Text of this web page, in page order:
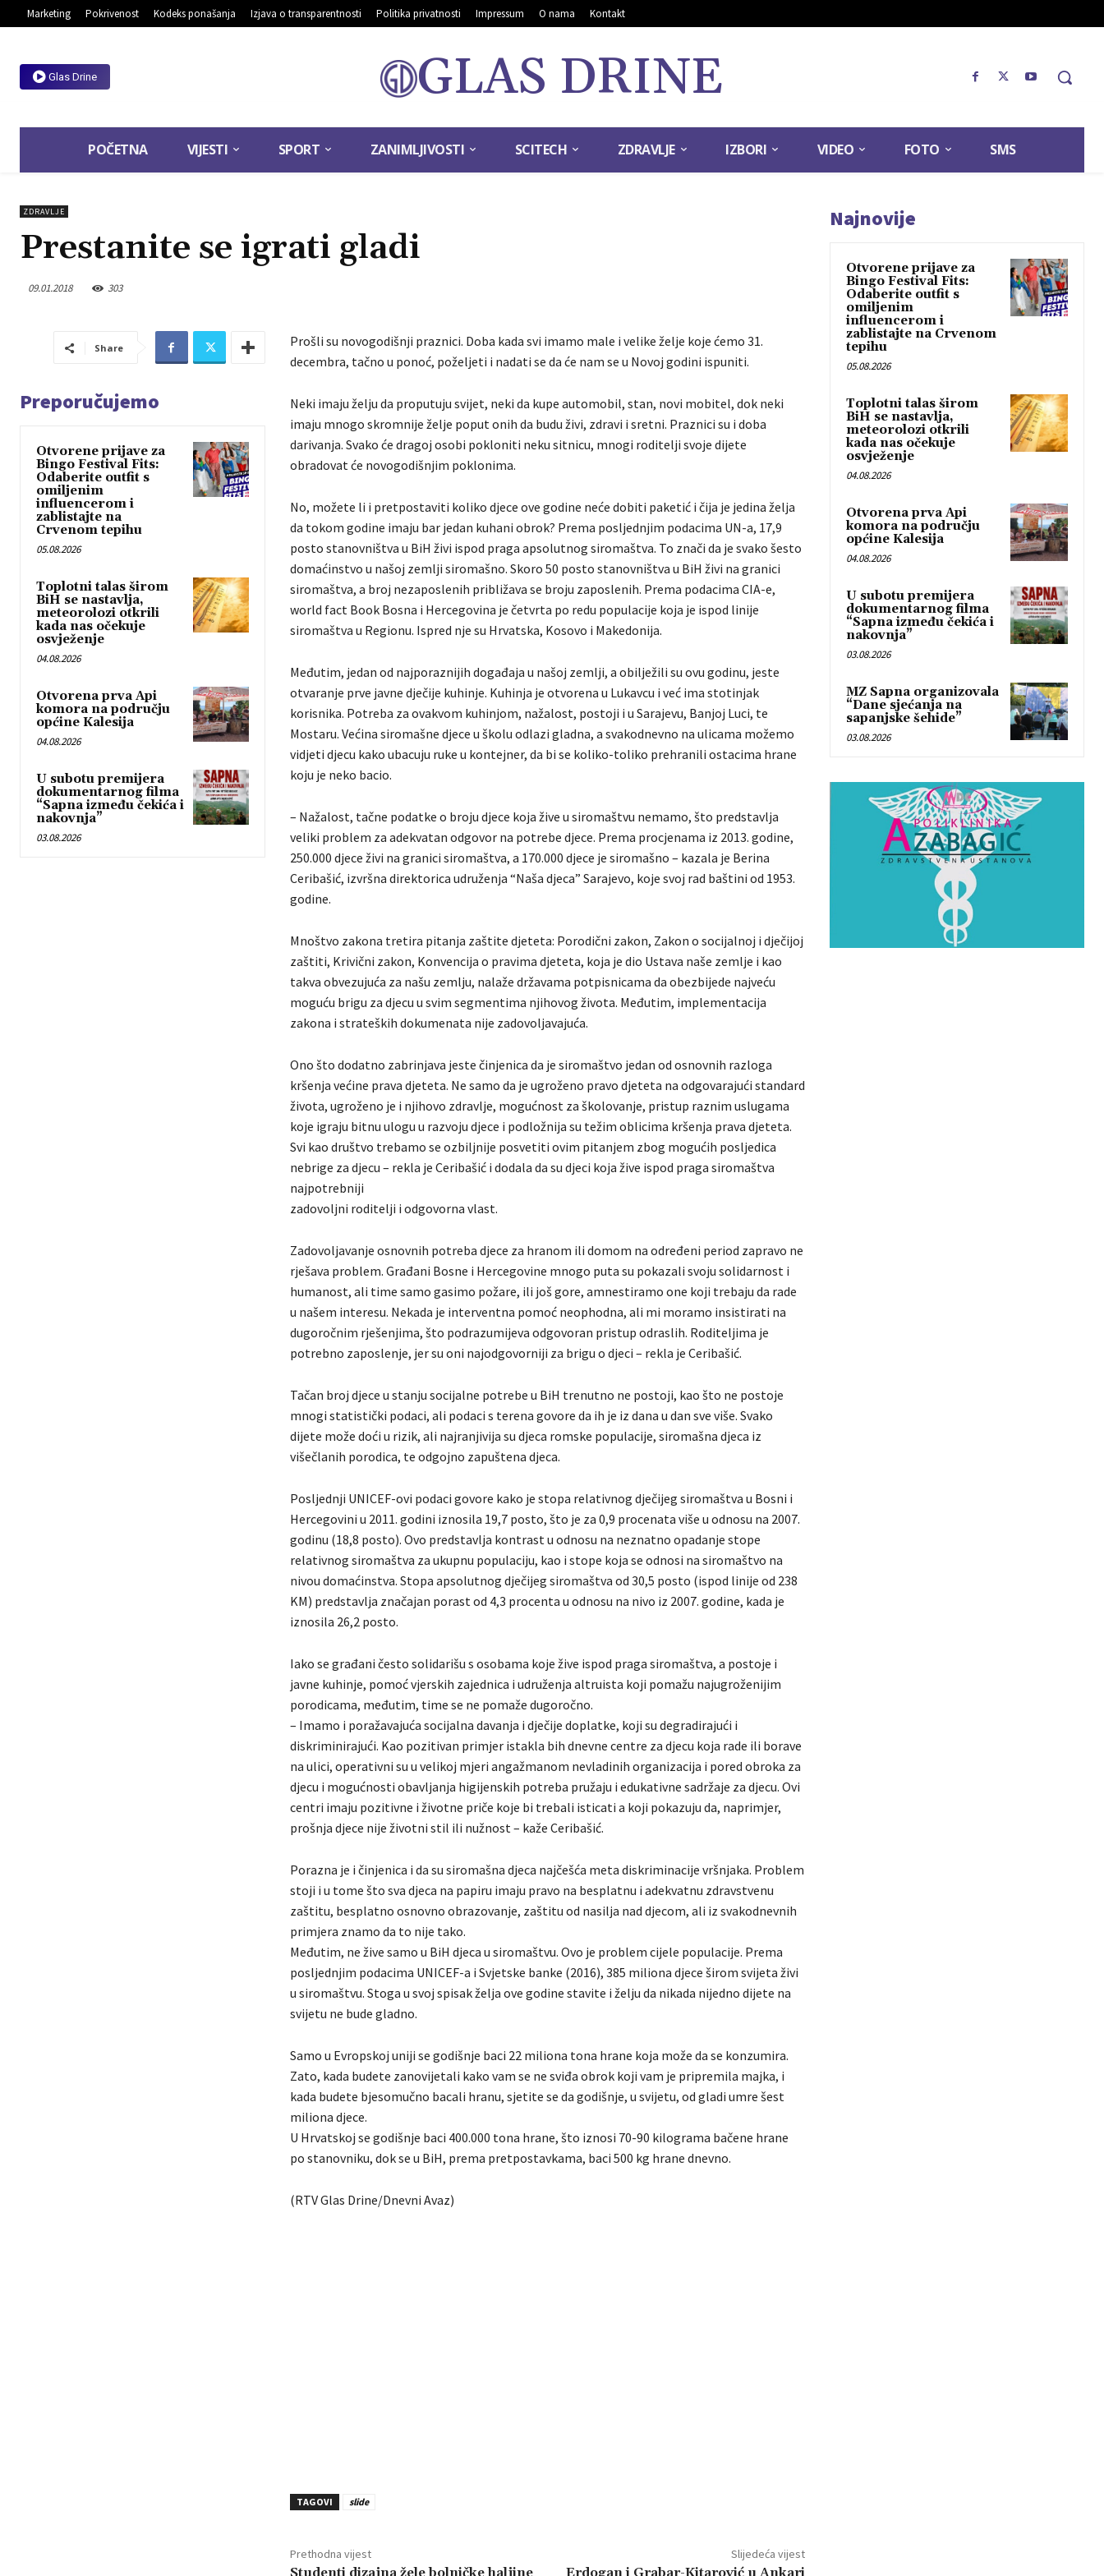
Marketing Pokrivenost Kodeks ponašanja Izjava o transparentnosti Politika privatnosti Impressum O nama Kontakt
Glas Drine GLAS DRINE
POČETNA VIJESTI SPORT ZANIMLJIVOSTI SCITECH ZDRAVLJE IZBORI VIDEO FOTO SMS
ZDRAVLJE
Prestanite se igrati gladi
09.01.2018 303
Share
Preporučujemo
Otvorene prijave za
Bingo Festival Fits:
Odaberite outfit s
omiljenim
influencerom i
zablistajte na
Crvenom tepihu
05.08.2026
Toplotni talas širom
BiH se nastavlja,
meteorolozi otkrili
kada nas očekuje
osvježenje
04.08.2026
Otvorena prva Api
komora na području
općine Kalesija
04.08.2026
U subotu premijera
dokumentarnog filma
“Sapna između čekića i
nakovnja”
03.08.2026
Prošli su novogodišnji praznici. Doba kada svi imamo male i velike želje koje ćemo 31.
decembra, tačno u ponoć, poželjeti i nadati se da će nam se u Novoj godini ispuniti.
Neki imaju želju da proputuju svijet, neki da kupe automobil, stan, novi mobitel, dok neki
imaju mnogo skromnije želje poput onih da budu živi, zdravi i sretni. Praznici su i doba
darivanja. Svako će dragoj osobi pokloniti neku sitnicu, mnogi roditelji svoje dijete
obradovat će novogodišnjim poklonima.
No, možete li i pretpostaviti koliko djece ove godine neće dobiti paketić i čija je jedina želja
da tokom godine imaju bar jedan kuhani obrok? Prema posljednjim podacima UN-a, 17,9
posto stanovništva u BiH živi ispod praga apsolutnog siromaštva. To znači da je svako šesto
domaćinstvo u našoj zemlji siromašno. Skoro 50 posto stanovništva u BiH živi na granici
siromaštva, a broj nezaposlenih približava se broju zaposlenih. Prema podacima CIA-e,
world fact Book Bosna i Hercegovina je četvrta po redu populacije koja je ispod linije
siromaštva u Regionu. Ispred nje su Hrvatska, Kosovo i Makedonija.
Međutim, jedan od najporaznijih događaja u našoj zemlji, a obilježili su ovu godinu, jeste
otvaranje prve javne dječije kuhinje. Kuhinja je otvorena u Lukavcu i već ima stotinjak
korisnika. Potreba za ovakvom kuhinjom, nažalost, postoji i u Sarajevu, Banjoj Luci, te
Mostaru. Većina siromašne djece u školu odlazi gladna, a svakodnevno na ulicama možemo
vidjeti djecu kako ubacuju ruke u kontejner, da bi se koliko-toliko prehranili ostacima hrane
koju je neko bacio.
– Nažalost, tačne podatke o broju djece koja žive u siromaštvu nemamo, što predstavlja
veliki problem za adekvatan odgovor na potrebe djece. Prema procjenama iz 2013. godine,
250.000 djece živi na granici siromaštva, a 170.000 djece je siromašno – kazala je Berina
Ceribašić, izvršna direktorica udruženja “Naša djeca” Sarajevo, koje svoj rad baštini od 1953.
godine.
Mnoštvo zakona tretira pitanja zaštite djeteta: Porodični zakon, Zakon o socijalnoj i dječijoj
zaštiti, Krivični zakon, Konvencija o pravima djeteta, koja je dio Ustava naše zemlje i kao
takva obvezujuća za našu zemlju, nalaže državama potpisnicama da obezbijede najveću
moguću brigu za djecu u svim segmentima njihovog života. Međutim, implementacija
zakona i strateških dokumenata nije zadovoljavajuća.
Ono što dodatno zabrinjava jeste činjenica da je siromaštvo jedan od osnovnih razloga
kršenja većine prava djeteta. Ne samo da je ugroženo pravo djeteta na odgovarajući standard
života, ugroženo je i njihovo zdravlje, mogućnost za školovanje, pristup raznim uslugama
koje igraju bitnu ulogu u razvoju djece i podložnija su težim oblicima kršenja prava djeteta.
Svi kao društvo trebamo se ozbiljnije posvetiti ovim pitanjem zbog mogućih posljedica
nebrige za djecu – rekla je Ceribašić i dodala da su djeci koja žive ispod praga siromaštva
najpotrebniji
zadovoljni roditelji i odgovorna vlast.
Zadovoljavanje osnovnih potreba djece za hranom ili domom na određeni period zapravo ne
rješava problem. Građani Bosne i Hercegovine mnogo puta su pokazali svoju solidarnost i
humanost, ali time samo gasimo požare, ili još gore, amnestiramo one koji trebaju da rade
u našem interesu. Nekada je interventna pomoć neophodna, ali mi moramo insistirati na
dugoročnim rješenjima, što podrazumijeva odgovoran pristup odraslih. Roditeljima je
potrebno zaposlenje, jer su oni najodgovorniji za brigu o djeci – rekla je Ceribašić.
Tačan broj djece u stanju socijalne potrebe u BiH trenutno ne postoji, kao što ne postoje
mnogi statistički podaci, ali podaci s terena govore da ih je iz dana u dan sve više. Svako
dijete može doći u rizik, ali najranjivija su djeca romske populacije, siromašna djeca iz
višečlanih porodica, te odgojno zapuštena djeca.
Posljednji UNICEF-ovi podaci govore kako je stopa relativnog dječijeg siromaštva u Bosni i
Hercegovini u 2011. godini iznosila 19,7 posto, što je za 0,9 procenata više u odnosu na 2007.
godinu (18,8 posto). Ovo predstavlja kontrast u odnosu na neznatno opadanje stope
relativnog siromaštva za ukupnu populaciju, kao i stope koja se odnosi na siromaštvo na
nivou domaćinstva. Stopa apsolutnog dječijeg siromaštva od 30,5 posto (ispod linije od 238
KM) predstavlja značajan porast od 4,3 procenta u odnosu na nivo iz 2007. godine, kada je
iznosila 26,2 posto.
Iako se građani često solidarišu s osobama koje žive ispod praga siromaštva, a postoje i
javne kuhinje, pomoć vjerskih zajednica i udruženja altruista koji pomažu najugroženijim
porodicama, međutim, time se ne pomaže dugoročno.
– Imamo i poražavajuća socijalna davanja i dječije doplatke, koji su degradirajući i
diskriminirajući. Kao pozitivan primjer istakla bih dnevne centre za djecu koja rade ili borave
na ulici, operativni su u velikoj mjeri angažmanom nevladinih organizacija i pored obroka za
djecu i mogućnosti obavljanja higijenskih potreba pružaju i edukativne sadržaje za djecu. Ovi
centri imaju pozitivne i životne priče koje bi trebali isticati a koji pokazuju da, naprimjer,
prošnja djece nije životni stil ili nužnost – kaže Ceribašić.
Porazna je i činjenica i da su siromašna djeca najčešća meta diskriminacije vršnjaka. Problem
stoji i u tome što sva djeca na papiru imaju pravo na besplatnu i adekvatnu zdravstvenu
zaštitu, besplatno osnovno obrazovanje, zaštitu od nasilja nad djecom, ali iz svakodnevnih
primjera znamo da to nije tako.
Međutim, ne žive samo u BiH djeca u siromaštvu. Ovo je problem cijele populacije. Prema
posljednjim podacima UNICEF-a i Svjetske banke (2016), 385 miliona djece širom svijeta živi
u siromaštvu. Stoga u svoj spisak želja ove godine stavite i želju da nikada nijedno dijete na
svijetu ne bude gladno.
Samo u Evropskoj uniji se godišnje baci 22 miliona tona hrane koja može da se konzumira.
Zato, kada budete zanovijetali kako vam se ne sviđa obrok koji vam je pripremila majka, i
kada budete bjesomučno bacali hranu, sjetite se da godišnje, u svijetu, od gladi umre šest
miliona djece.
U Hrvatskoj se godišnje baci 400.000 tona hrane, što iznosi 70-90 kilograma bačene hrane
po stanovniku, dok se u BiH, prema pretpostavkama, baci 500 kg hrane dnevno.
(RTV Glas Drine/Dnevni Avaz)
TAGOVI slide
Prethodna vijest Slijedeća vijest
Najnovije
Otvorene prijave za
Bingo Festival Fits:
Odaberite outfit s
omiljenim
influencerom i
zablistajte na Crvenom
tepihu
05.08.2026
Toplotni talas širom
BiH se nastavlja,
meteorolozi otkrili
kada nas očekuje
osvježenje
04.08.2026
Otvorena prva Api
komora na području
općine Kalesija
04.08.2026
U subotu premijera
dokumentarnog filma
“Sapna između čekića i
nakovnja”
03.08.2026
MZ Sapna organizovala
“Dane sjećanja na
sapanjske šehide”
03.08.2026